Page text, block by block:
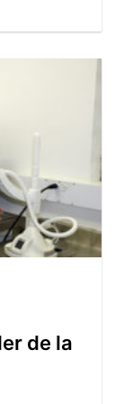
de la